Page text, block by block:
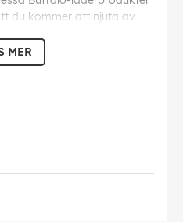
du kommer att njuta av
att vissa telefoner inte
på grund av inbyggda
MER